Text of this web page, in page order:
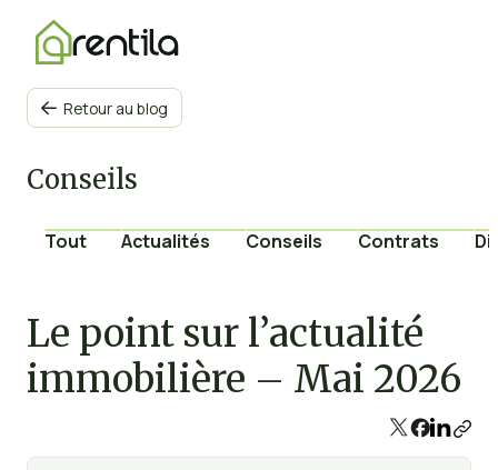
 Retour au blog
Conseils
Tout Actualités Conseils Contrats
Le point sur l’actualité
immobilière – Mai 2026